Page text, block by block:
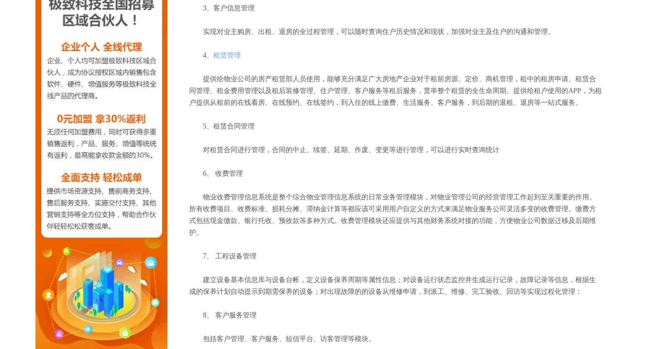
3、客户信息管理
实现对业主购房、出租、退房的全过程管理，可以随时查询住户历史情况和现状，加强对业主及住户的沟通和管理。
4、 租赁管理
提供给物业公司的房产租赁部人员使用，能够充分满足广大房地产企业对于租前房源、定价、商机管理， 租中的租房申请、租赁合
同管理、租金费用管理以及租后装修管理、住户管理、客户服务等租后服务，贯串整个租赁的全生命周期。提供给租户使用的APP ，为租
户提供从租前的在线看房、在线预约、在线签约，到入住的线上缴费、生活服务、客户服务，到后期的退租、退房等一站式服务。
5、租赁合同管理
对租赁合同进行管理，合同的中止、续签、延期、作废、变更等进行管理，可以进行实时查询统计
6、 收费管理
物业收费管理信息系统是整个综合物业管理信息系统的日常业务管理模块，对物业管理公司的经营管理工作起到至关重要的作用。
所有收费项目、收费标准、损耗分摊、滞纳金计算等都应该可采用用户自定义的方式来满足物业服务公司灵活多变的收费管理。缴费方
式包括现金缴款、银行托收、预收款等多种方式。收费管理模块还应提供与其他财务系统对接的功能，方便物业公司数据迁移及后期维
护。
7、 工程设备管理
建立设备基本信息库与设备台帐，定义设备保养周期等属性信息；对设备运行状态监控并生成运行记录，故障记录等信息，根据生
成的保养计划自动提示到期需保养的设备；对出现故障的的设备从维修申请，到派工、维修、完工验收、回访等实现过程化管理；
8、 客户服务管理
包括客户管理、客户服务、短信平台、访客管理等模块。
【相关文章推荐】